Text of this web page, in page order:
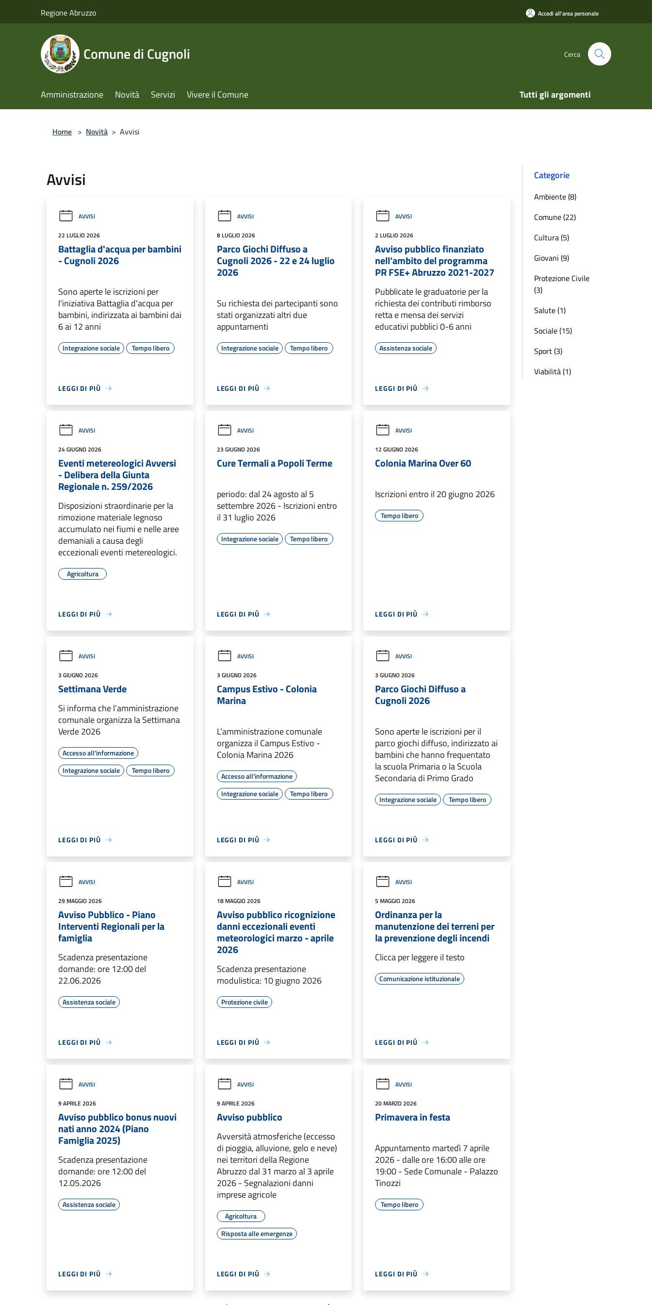
Regione Abruzzo Accedi all'area personale
Comune di Cugnoli Cerca
Amministrazione Novità Servizi Vivere il Comune Tutti gli argomenti
Home > Novità > Avvisi
Avvisi
AVVISI
22 LUGLIO 2026
Battaglia d'acqua per bambini
- Cugnoli 2026
Sono aperte le iscrizioni per
l'iniziativa Battaglia d'acqua per
bambini, indirizzata ai bambini dai
6 ai 12 anni
Integrazione sociale Tempo libero
LEGGI DI PIÙ
AVVISI
8 LUGLIO 2026
Parco Giochi Diffuso a
Cugnoli 2026 - 22 e 24 luglio
2026
Su richiesta dei partecipanti sono
stati organizzati altri due
appuntamenti
Integrazione sociale Tempo libero
LEGGI DI PIÙ
AVVISI
2 LUGLIO 2026
Avviso pubblico finanziato
nell’ambito del programma
PR FSE+ Abruzzo 2021-2027
Pubblicate le graduatorie per la
richiesta dei contributi rimborso
retta e mensa dei servizi
educativi pubblici 0-6 anni
Assistenza sociale
LEGGI DI PIÙ
AVVISI
24 GIUGNO 2026
Eventi metereologici Avversi
- Delibera della Giunta
Regionale n. 259/2026
Disposizioni straordinarie per la
rimozione materiale legnoso
accumulato nei fiumi e nelle aree
demaniali a causa degli
eccezionali eventi metereologici.
Agricoltura
LEGGI DI PIÙ
AVVISI
23 GIUGNO 2026
Cure Termali a Popoli Terme
periodo: dal 24 agosto al 5
settembre 2026 - Iscrizioni entro
il 31 luglio 2026
Integrazione sociale Tempo libero
LEGGI DI PIÙ
AVVISI
12 GIUGNO 2026
Colonia Marina Over 60
Iscrizioni entro il 20 giugno 2026
Tempo libero
LEGGI DI PIÙ
AVVISI
3 GIUGNO 2026
Settimana Verde
Si informa che l’amministrazione
comunale organizza la Settimana
Verde 2026
Accesso all'informazione
Integrazione sociale
Tempo libero
LEGGI DI PIÙ
AVVISI
3 GIUGNO 2026
Campus Estivo - Colonia
Marina
L’amministrazione comunale
organizza il Campus Estivo -
Colonia Marina 2026
Accesso all'informazione
Integrazione sociale
Tempo libero
LEGGI DI PIÙ
AVVISI
3 GIUGNO 2026
Parco Giochi Diffuso a
Cugnoli 2026
Sono aperte le iscrizioni per il
parco giochi diffuso, indirizzato ai
bambini che hanno frequentato
la scuola Primaria o la Scuola
Secondaria di Primo Grado
Integrazione sociale Tempo libero
LEGGI DI PIÙ
AVVISI
29 MAGGIO 2026
Avviso Pubblico - Piano
Interventi Regionali per la
famiglia
Scadenza presentazione
domande: ore 12:00 del
22.06.2026
Assistenza sociale
LEGGI DI PIÙ
AVVISI
18 MAGGIO 2026
Avviso pubblico ricognizione
danni eccezionali eventi
meteorologici marzo - aprile
2026
Scadenza presentazione
modulistica: 10 giugno 2026
Protezione civile
LEGGI DI PIÙ
AVVISI
5 MAGGIO 2026
Ordinanza per la
manutenzione dei terreni per
la prevenzione degli incendi
Clicca per leggere il testo
Comunicazione istituzionale
LEGGI DI PIÙ
AVVISI
9 APRILE 2026
Avviso pubblico bonus nuovi
nati anno 2024 (Piano
Famiglia 2025)
Scadenza presentazione
domande: ore 12:00 del
12.05.2026
Assistenza sociale
LEGGI DI PIÙ
AVVISI
9 APRILE 2026
Avviso pubblico
Avversità atmosferiche (eccesso
di pioggia, alluvione, gelo e neve)
nei territori della Regione
Abruzzo dal 31 marzo al 3 aprile
2026 - Segnalazioni danni
imprese agricole
Agricoltura
Risposta alle emergenze
LEGGI DI PIÙ
AVVISI
20 MARZO 2026
Primavera in festa
Appuntamento martedì 7 aprile
2026 - dalle ore 16:00 alle ore
19:00 - Sede Comunale - Palazzo
Tinozzi
Tempo libero
LEGGI DI PIÙ
Categorie
Ambiente (8)
Comune (22)
Cultura (5)
Giovani (9)
Protezione Civile
(3)
Salute (1)
Sociale (15)
Sport (3)
Viabilità (1)